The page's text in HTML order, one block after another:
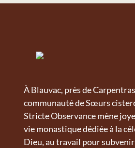
À Blauvac, près de
communauté de Sœurs
Stricte Observance mène
vie monastique dédiée à la
Dieu, au travail pour subvenir